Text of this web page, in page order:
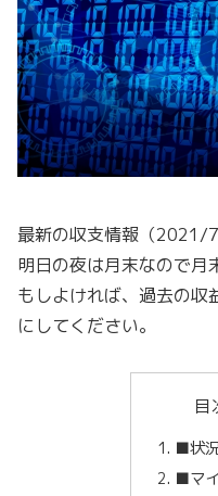
最新の収支情報（2021/
明日の夜は月末なので月
もしよければ、過去の収
にしてください。
目
■状
■マ